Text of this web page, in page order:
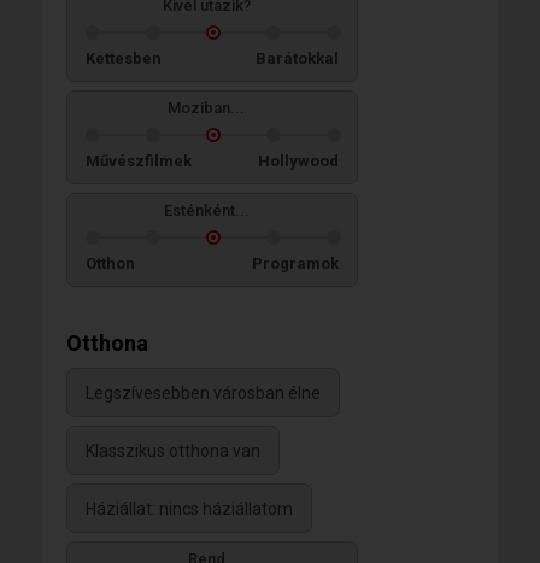
Kivel utazik?
Kettesben Barátokkal
Moziban...
Művészfilmek Hollywood
Esténként...
Otthon Programok
Otthona
Legszívesebben városban élne
Klasszikus otthona van
Háziállat: nincs háziállatom
Rend